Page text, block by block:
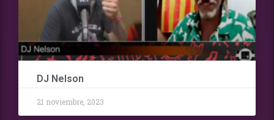
DJ Nelson
21 noviembre, 2023